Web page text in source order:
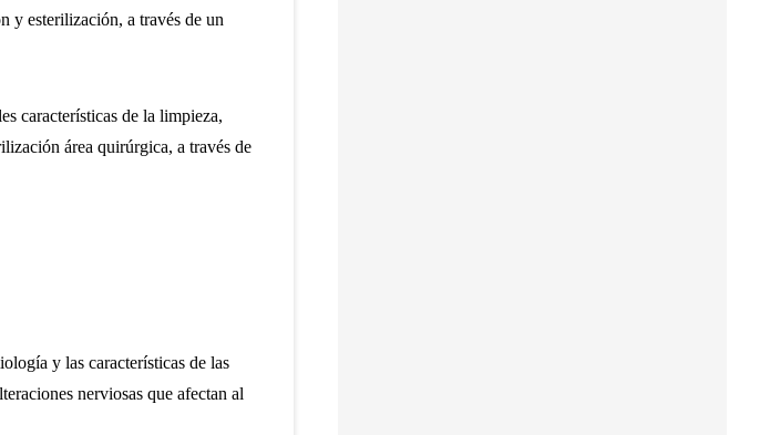
y esterilización, a través de un
características de la limpieza,
área quirúrgica, a través de
y las características de las
nerviosas que afectan al